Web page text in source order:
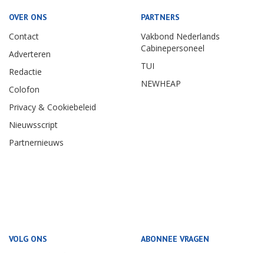
OVER ONS
Contact
Adverteren
Redactie
Colofon
Privacy & Cookiebeleid
Nieuwsscript
Partnernieuws
PARTNERS
Vakbond Nederlands
Cabinepersoneel
TUI
NEWHEAP
VOLG ONS ABONNEE VRAGEN